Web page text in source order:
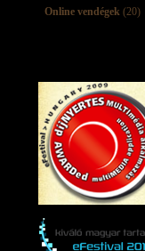
Online vendégek (20)